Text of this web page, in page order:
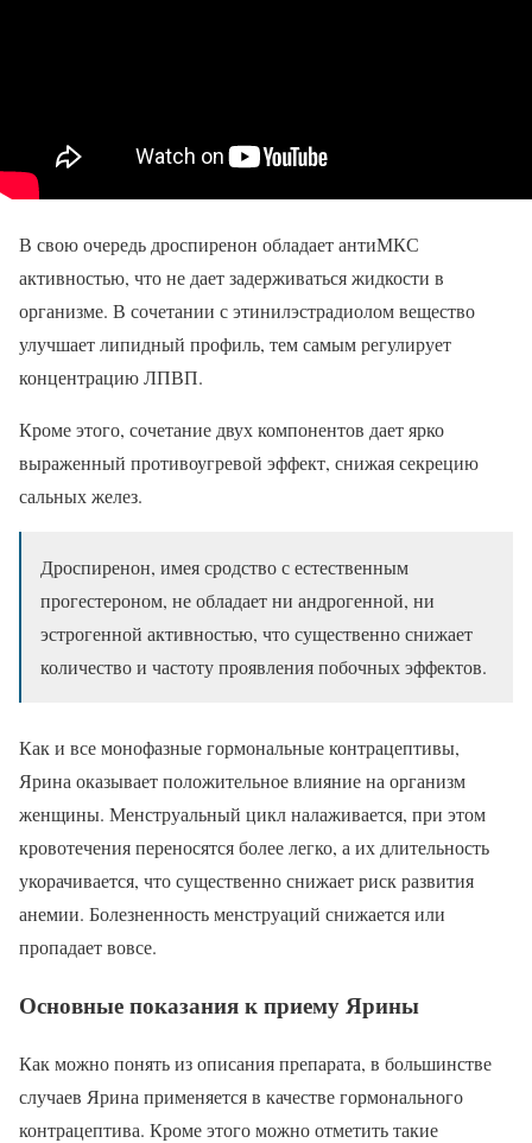
В свою очередь дроспиренон обладает антиМКС
активностью, что не дает задерживаться жидкости в
организме. В сочетании с этинилэстрадиолом вещество
улучшает липидный профиль, тем самым регулирует
концентрацию ЛПВП.
Кроме этого, сочетание двух компонентов дает ярко
выраженный противоугревой эффект, снижая секрецию
сальных желез.
Дроспиренон, имея сродство с естественным
прогестероном, не обладает ни андрогенной, ни
эстрогенной активностью, что существенно снижает
количество и частоту проявления побочных эффектов.
Как и все монофазные гормональные контрацептивы,
Ярина оказывает положительное влияние на организм
женщины. Менструальный цикл налаживается, при этом
кровотечения переносятся более легко, а их длительность
укорачивается, что существенно снижает риск развития
анемии. Болезненность менструаций снижается или
пропадает вовсе.
Основные показания к приему Ярины
Как можно понять из описания препарата, в большинстве
случаев Ярина применяется в качестве гормонального
контрацептива. Кроме этого можно отметить такие